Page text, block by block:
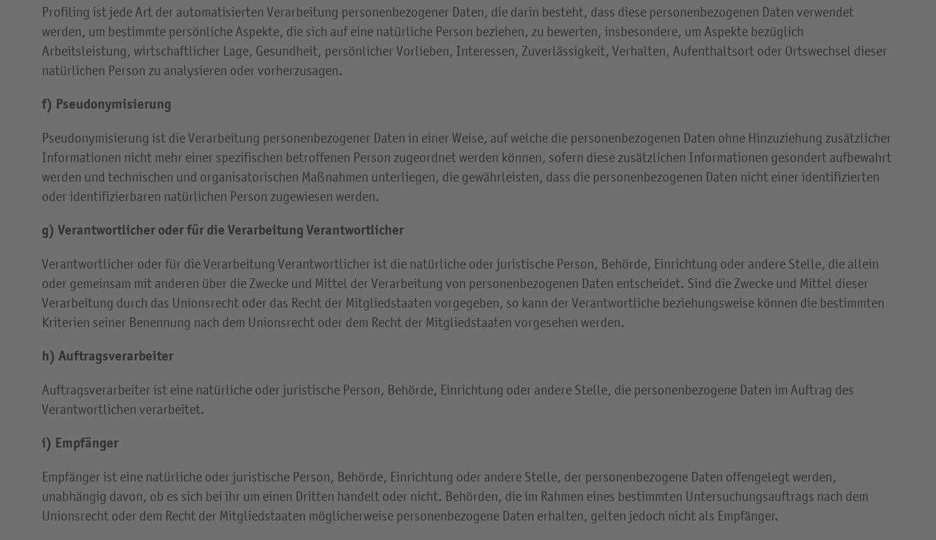
Profiling ist jede Art der automatisierten Verarbeitung personenbezogener Daten, die darin besteht, dass diese personenbezogenen Daten verwendet
werden, um bestimmte persönliche Aspekte, die sich auf eine natürliche Person beziehen, zu bewerten, insbesondere, um Aspekte bezüglich
Arbeitsleistung, wirtschaftlicher Lage, Gesundheit, persönlicher Vorlieben, Interessen, Zuverlässigkeit, Verhalten, Aufenthaltsort oder Ortswechsel dieser
natürlichen Person zu analysieren oder vorherzusagen.
f) Pseudonymisierung
Pseudonymisierung ist die Verarbeitung personenbezogener Daten in einer Weise, auf welche die personenbezogenen Daten ohne Hinzuziehung zusätzlicher
Informationen nicht mehr einer spezifischen betroffenen Person zugeordnet werden können, sofern diese zusätzlichen Informationen gesondert aufbewahrt
werden und technischen und organisatorischen Maßnahmen unterliegen, die gewährleisten, dass die personenbezogenen Daten nicht einer identifizierten
oder identifizierbaren natürlichen Person zugewiesen werden.
g) Verantwortlicher oder für die Verarbeitung Verantwortlicher
Verantwortlicher oder für die Verarbeitung Verantwortlicher ist die natürliche oder juristische Person, Behörde, Einrichtung oder andere Stelle, die allein
oder gemeinsam mit anderen über die Zwecke und Mittel der Verarbeitung von personenbezogenen Daten entscheidet. Sind die Zwecke und Mittel dieser
Verarbeitung durch das Unionsrecht oder das Recht der Mitgliedstaaten vorgegeben, so kann der Verantwortliche beziehungsweise können die bestimmten
Kriterien seiner Benennung nach dem Unionsrecht oder dem Recht der Mitgliedstaaten vorgesehen werden.
h) Auftragsverarbeiter
Auftragsverarbeiter ist eine natürliche oder juristische Person, Behörde, Einrichtung oder andere Stelle, die personenbezogene Daten im Auftrag des
Verantwortlichen verarbeitet.
i) Empfänger
Empfänger ist eine natürliche oder juristische Person, Behörde, Einrichtung oder andere Stelle, der personenbezogene Daten offengelegt werden,
unabhängig davon, ob es sich bei ihr um einen Dritten handelt oder nicht. Behörden, die im Rahmen eines bestimmten Untersuchungsauftrags nach dem
Unionsrecht oder dem Recht der Mitgliedstaaten möglicherweise personenbezogene Daten erhalten, gelten jedoch nicht als Empfänger.